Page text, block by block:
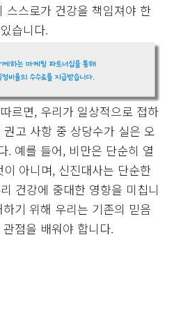
스스로가 건강을 책임져야 한
습니다.
르면, 우리가 일상적으로 접하
고 사항 중 상당수가 실은 오
. 예를 들어, 비만은 단순히 열
아니며, 신진대사는 단순한
건강에 중대한 영향을 미칩니
기 위해 우리는 기존의 믿음
점을 배워야 합니다.